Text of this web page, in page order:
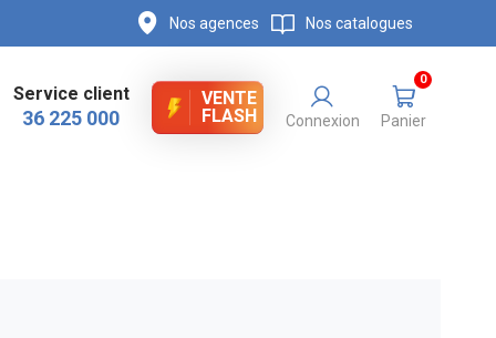
Nos agences Nos catalogues
Service client
36 225 000
VENTE
FLASH
Connexion Panier
0